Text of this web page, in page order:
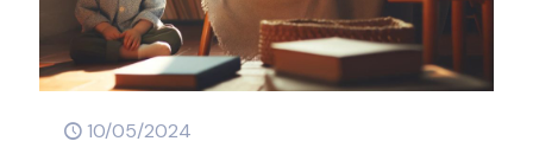
10/05/2024